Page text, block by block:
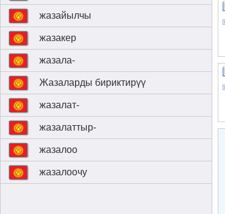
жазайылчы
жазакер
жазала-
Жазаларды бириктирүү
жазалат-
жазалаттыр-
жазалоо
жазалоочу